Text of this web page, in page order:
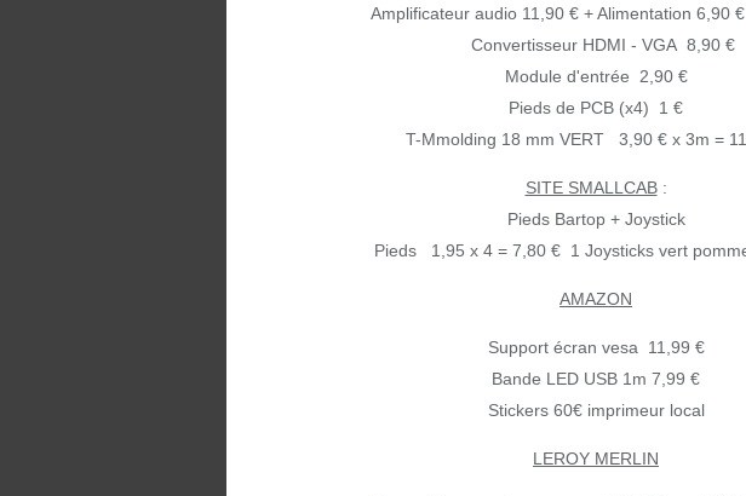
Amplificateur audio 11,90 € + Alimentation 6,90
Convertisseur HDMI - VGA 8,90 €
Module d'entrée 2,90 €
Pieds de PCB (x4) 1 €
T-Mmolding 18 mm VERT 3,90 € x 3m =
SITE SMALLCAB:
Pieds Bartop + Joystick
Pieds 1,95 x 4 = 7,80 € 1 Joysticks vert
AMAZON
Support écran vesa 11,99 €
Bande LED USB 1m 7,99 €
Stickers 60€ imprimeur local
LEROY MERLIN